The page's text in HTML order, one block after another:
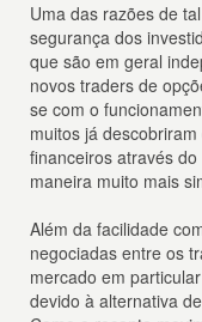
Uma das razões de
segurança dos
que são em geral
novos traders de
se com o
muitos já
financeiros através
maneira muito mais
Além da facilidade
negociadas entre os
mercado em
devido à alternativa